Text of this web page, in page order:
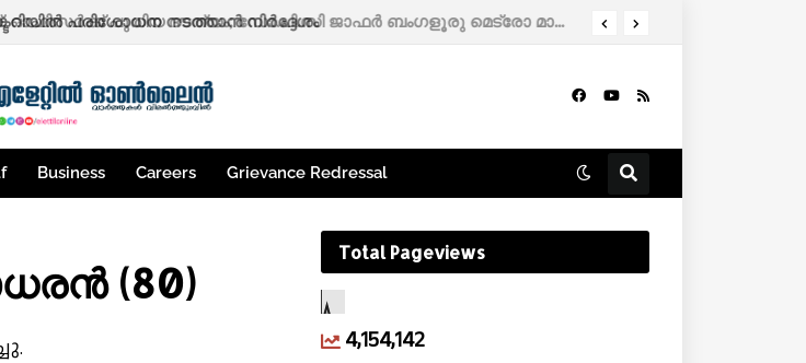
പരിശോധന നടത്താൻ നിർദ്ദേശം എളേറ്റിൽ സ്വദേശിയായ ഐ.എ.എസ്. ഓഫിസർക്ക് പുതിയ ദൗത്യം; ഡോ.പി.സി ജാഫർ ബംഗളൂരു മെട്രോ മാനേജിങ് ഡയറക്ടർ
Business Careers Grievance Redressal
(80)
Total Pageviews
4,154,142